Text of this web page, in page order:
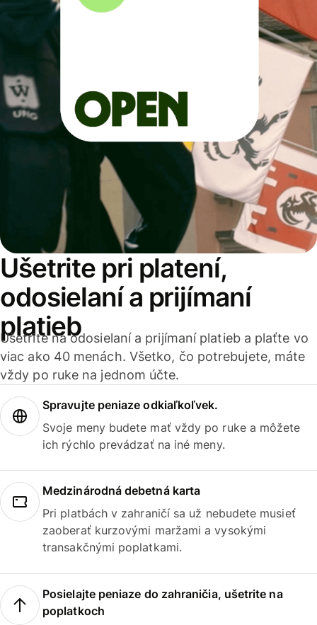
Ušetrite pri platení,
odosielaní a prijímaní
platieb
Ušetrite na odosielaní a prijímaní platieb a plaťte vo
viac ako 40 menách. Všetko, čo potrebujete, máte
vždy po ruke na jednom účte.
Spravujte peniaze odkiaľkoľvek.
Svoje meny budete mať vždy po ruke a môžete
ich rýchlo prevádzať na iné meny.
Medzinárodná debetná karta
Pri platbách v zahraničí sa už nebudete musieť
zaoberať kurzovými maržami a vysokými
transakčnými poplatkami.
Posielajte peniaze do zahraničia, ušetrite na
poplatkoch